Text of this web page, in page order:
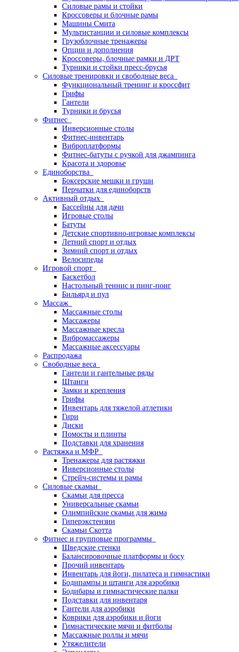
Силовые рамы и стойки
Кроссоверы и блочные рамы
Машины Смита
Мультистанции и силовые комплексы
Грузоблочные тренажеры
Опции и дополнения
Кроссоверы, блочные рамки и ДРТ
Турники и стойки пресс-брусья
Силовые тренировки и свободные веса
Функциональный тренинг и кроссфит
Грифы
Гантели
Турники и брусья
Фитнес
Инверсионные столы
Фитнес-инвентарь
Виброплатформы
Фитнес-батуты с ручкой для джампинга
Красота и здоровье
Единоборства
Боксерские мешки и груши
Перчатки для единоборств
Активный отдых
Бассейны для дачи
Игровые столы
Батуты
Детские спортивно-игровые комплексы
Летний спорт и отдых
Зимний спорт и отдых
Велосипеды
Игровой спорт
Баскетбол
Настольный теннис и пинг-понг
Бильярд и пул
Массаж
Массажные столы
Массажеры
Массажные кресла
Вибромассажеры
Массажные аксессуары
Распродажа
Свободные веса
Гантели и гантельные ряды
Штанги
Замки и крепления
Грифы
Инвентарь для тяжелой атлетики
Гири
Диски
Помосты и плинты
Подставки для хранения
Растяжка и МФР
Тренажеры для растяжки
Инверсионные столы
Стрейч-системы и рамы
Силовые скамьи
Скамьи для пресса
Универсальные скамьи
Олимпийские скамьи для жима
Гиперэкстензии
Скамьи Скотта
Фитнес и групповые программы
Шведские стенки
Балансировочные платформы и босу
Прочий инвентарь
Инвентарь для йоги, пилатеса и гимнастики
Бодипампы и штанги для аэробики
Бодибары и гимнастические палки
Подставки для инвентаря
Гантели для аэробики
Коврики для аэробики и йоги
Гимнастические мячи и фитболы
Массажные роллы и мячи
Утяжелители